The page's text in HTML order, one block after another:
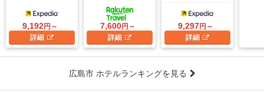
9,192円～
詳細
7,600円～
詳細
9,297円～
詳細
広島市 ホテルランキングを見る